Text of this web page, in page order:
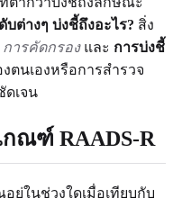
บต่างๆ บ่งชี้ถึงอะไร? สิ่ง
การคัดกรองและ การบ่งชี้
นเองหรือการสำรวจ
ดเจน
ณฑ์ RAADS-R
ยู่ในช่วงใดเมื่อเทียบกับ